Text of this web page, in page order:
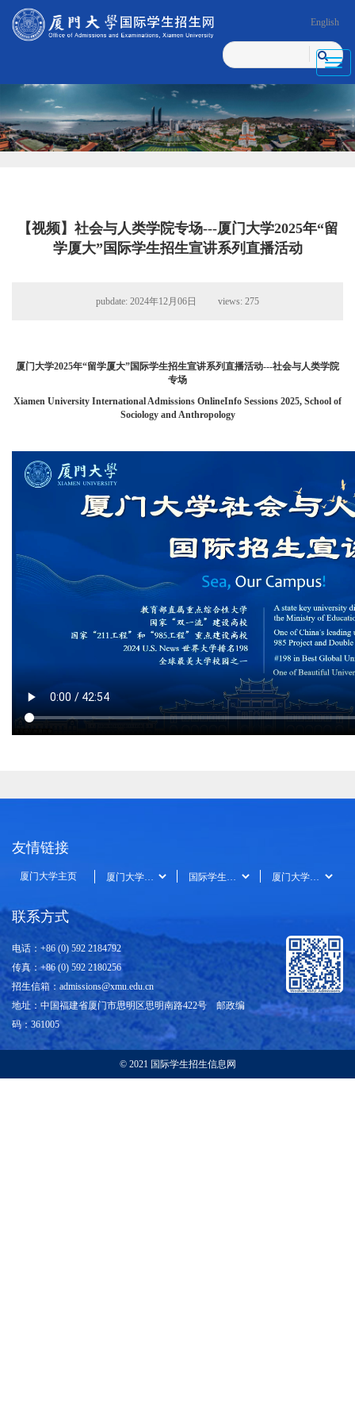
English
【视频】社会与人类学院专场---厦门大学2025年“留
学厦大”国际学生招生宣讲系列直播活动
pubdate: 2024年12月06日 views: 275
厦门大学2025年“留学厦大”国际学生招生宣讲系列直播活动---社会与人类学院
专场
Xiamen University International Admissions OnlineInfo Sessions 2025, School of
Sociology and Anthropology
友情链接
厦门大学主页
联系方式
电话：+86 (0) 592 2184792
传真：+86 (0) 592 2180256
招生信箱： admissions@xmu.edu.cn
地址：中国福建省厦门市思明区思明南路422号 邮政编
码：361005
© 2021 国际学生招生信息网